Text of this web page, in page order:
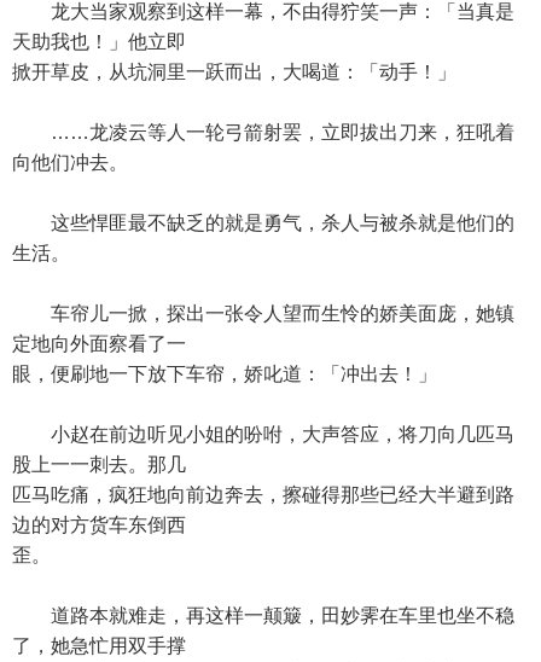
龙大当家观察到这样一幕，不由得狞笑一声：「当真是
天助我也！」他立即
掀开草皮，从坑洞里一跃而出，大喝道：「动手！」
……龙凌云等人一轮弓箭射罢，立即拔出刀来，狂吼着
向他们冲去。
这些悍匪最不缺乏的就是勇气，杀人与被杀就是他们的
生活。
车帘儿一掀，探出一张令人望而生怜的娇美面庞，她镇
定地向外面察看了一
眼，便刷地一下放下车帘，娇叱道：「冲出去！」
小赵在前边听见小姐的吩咐，大声答应，将刀向几匹马
股上一一刺去。那几
匹马吃痛，疯狂地向前边奔去，擦碰得那些已经大半避到路
边的对方货车东倒西
歪。
道路本就难走，再这样一颠簸，田妙霁在车里也坐不稳
了，她急忙用双手撑